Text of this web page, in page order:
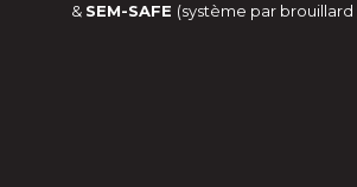
& SEM-SAFE (système par brouillard